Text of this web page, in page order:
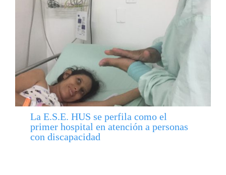
La E.S.E. HUS se perfila como el
primer hospital en atención a personas
con discapacidad